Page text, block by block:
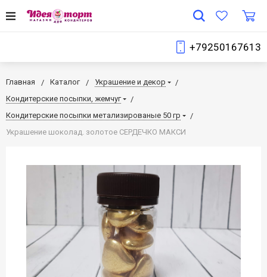
+79250167613
Главная Каталог
Украшение и декор
Кондитерские посыпки, жемчуг
Кондитерские посыпки метализированые 50 гр
Украшение шоколад. золотое СЕРДЕЧКО МАКСИ